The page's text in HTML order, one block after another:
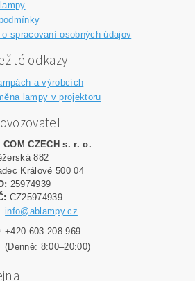
o spracovaní osobných údajov
odkazy
a výrobcích
lampy v projektoru
COM CZECH s. r. o.
882
Králové 500 04
25974939
CZ25974939
info@ablampy.cz
+420 603 208 969
(Denně: 8:00–20:00)